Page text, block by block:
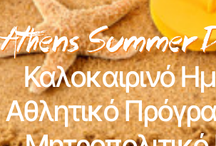
Καλοκαιρινό
Αθλητικό